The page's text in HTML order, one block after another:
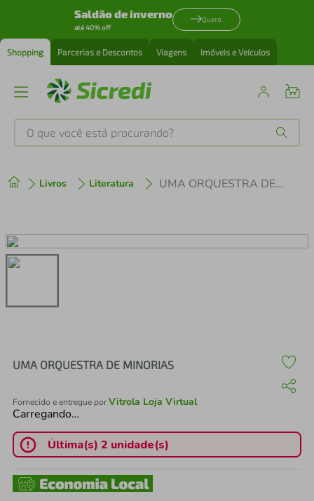
Saldão de inverno
até 40% off
Quero
Shopping Parcerias e Descontos Viagens Imóveis e Veículos
O que você está procurando?
Livros Literatura UMA ORQUESTRA DE MINORIAS
UMA ORQUESTRA DE MINORIAS
Fornecido e entregue porVitrola Loja Virtual
Carregando…
Última(s) 2 unidade(s)
2º cafeteira